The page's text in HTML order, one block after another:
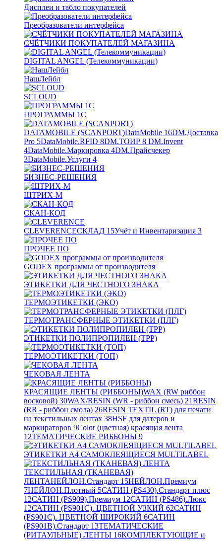
Дисплеи и табло покупателей
Преобразователи интерфейса
СЧЁТЧИКИ ПОКУПАТЕЛЕЙ МАГАЗИНА
DIGITAL ANGEL (Телекоммуникации)
НашЛейбл
SCLOUD
ПРОГРАММЫ 1С
DATAMOBILE (SCANPORT)DataMobile 16DM.Доставка
Pro 5DataMobile.RFID 8DM.ТОИР 8 DM.Invent
4DataMobile.Маркировка 4DM.Прайсчекер
3DataMobile.Услуги 4
БИЗНЕС-РЕШЕНИЯ
ШТРИХ-М
СКАН-КОД
CLEVERENCEСКЛАД 15Учёт и Инвентаризация 3
ПРОЧЕЕ ПО
GODEX программы от производителя
ЭТИКЕТКИ ДЛЯ ЧЕСТНОГО ЗНАКА
ТЕРМОЭТИКЕТКИ (ЭКО)
ТЕРМОТРАНСФЕРНЫЕ ЭТИКЕТКИ (ПЛГ)
ЭТИКЕТКИ ПОЛИПРОПИЛЕН (TPP)
ТЕРМОЭТИКЕТКИ (ТОП)
ЧЕКОВАЯ ЛЕНТА
КРАСЯЩИЕ ЛЕНТЫ (РИББОНЫ)WAX (RW риббон
восковой) 30WAX/RESIN (WR - риббон смесь) 21RESIN
(RR - риббон смола) 26RESIN TEXTIL (RT) для печати
на текстильных лентах 38HSF для датеров и
маркираторов 9Color (цветная) красящая лента
12ТЕМАТИЧЕСКИЕ РИББОНЫ 9
ЭТИКЕТКИ А4 САМОКЛЕЯЩИЕСЯ MULTILABEL
ТЕКСТИЛЬНАЯ (ТКАНЕВАЯ)
ЛЕНТАНЕЙЛОН.Стандарт 15НЕЙЛОН.Премиум
7НЕЙЛОН.Плотный 5САТИН (PS430).Стандарт плюс
12САТИН (PS909).Премиум 12САТИН (PS486).Люкс
12САТИН (PS901C). ЦВЕТНОЙ УЗКИЙ 62САТИН
(PS901C). ЦВЕТНОЙ ШИРОКИЙ 6САТИН
(PS901B).Стандарт 13ТЕМАТИЧЕСКИЕ
(РИТАУЛЬНЫЕ) ЛЕНТЫ 16КОМПЛЕКТУЮЩИЕ и